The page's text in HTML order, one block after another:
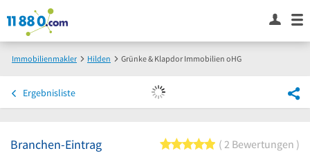
Immobilienmakler Hilden Grünke & Klapdor Immobilien oHG
Ergebnisliste
Branchen-Eintrag 5 von 5 Sternen
2 Bewertungen